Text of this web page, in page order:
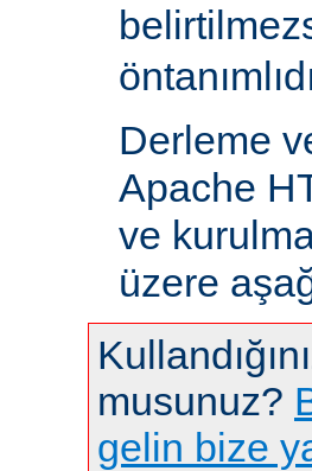
Derleme
Apache
ve
üzere
musunuz?
gelin bize